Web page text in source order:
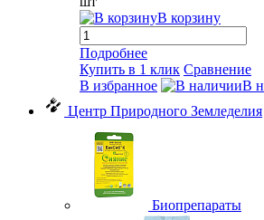
В корзину
Подробнее
Купить в 1 клик Сравнение
В избранное
В
Центр Природного Земледелия
Биопрепараты